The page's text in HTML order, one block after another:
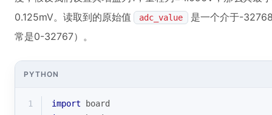
0.125mV。读取到的原始值
adc_value
是一个介于-
常是0-32767）。
PYTHON
1 import board